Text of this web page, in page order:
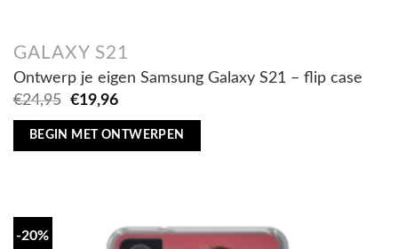
GALAXY S21
Ontwerp je eigen Samsung Galaxy S21 – flip case
€24,95
Oorspronkelijke
was:
€19,96Huidige
is:
BEGIN MET ONTWERPEN
-20%